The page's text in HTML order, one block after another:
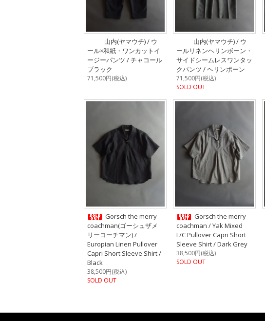
山内(ヤマウチ) / ウ
ール×和紙・ワンカットイ
ージーパンツ / チャコール
ブラック
71,500円(税込)
山内(ヤマウチ) / ウ
ールリネンヘリンボーン・
サイドシームレスワンタッ
クパンツ / ヘリンボーン
71,500円(税込)
SOLD OUT
Gorsch the merry
coachman(ゴーシュザメ
リーコーチマン) /
Europian Linen Pullover
Capri Short Sleeve Shirt /
Black
38,500円(税込)
SOLD OUT
Gorsch the merry
coachman / Yak Mixed
L/C Pullover Capri Short
Sleeve Shirt / Dark Grey
38,500円(税込)
SOLD OUT